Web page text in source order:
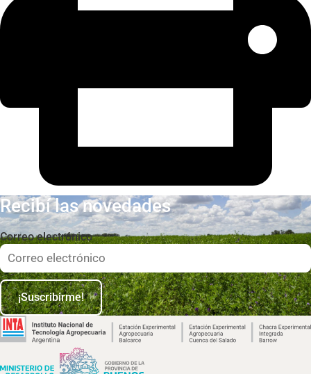
Recibí las novedades
Correo electrónico
¡Suscribirme!